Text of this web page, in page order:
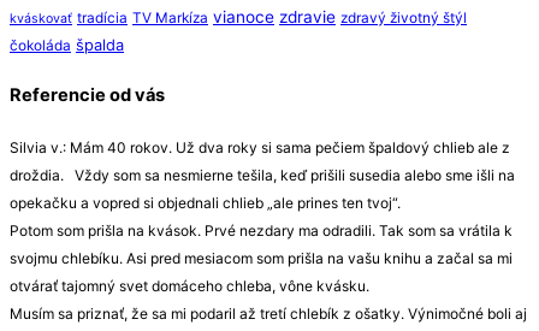
kváskovať tradícia TV Markíza vianoce zdravie zdravý životný štýl
čokoláda špalda
Referencie od vás
Silvia v.: Mám 40 rokov. Už dva roky si sama pečiem špaldový chlieb ale z
droždia. Vždy som sa nesmierne tešila, keď prišili susedia alebo sme išli na
opekačku a vopred si objednali chlieb „ale prines ten tvoj“.
Potom som prišla na kvások. Prvé nezdary ma odradili. Tak som sa vrátila k
svojmu chlebíku. Asi pred mesiacom som prišla na vašu knihu a začal sa mi
otvárať tajomný svet domáceho chleba, vône kvásku.
Musím sa priznať, že sa mi podaril až tretí chlebík z ošatky. Výnimočné boli aj